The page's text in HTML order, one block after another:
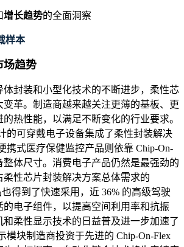
增长趋势的全面洞察
样本
场趋势
体封装和小型化技术的不断进步，柔性芯
变革。制造商越来越关注更薄的基板、更
热性能，以满足不断变化的行业要求。
的可穿戴电子设备集成了柔性封装解决
携式医疗保健监控产品则依靠 Chip-On-
整体尺寸。消费电子产品仍然是最强劲的
柔性芯片封装解决方案总体需求的
得到了快速采用，近 36% 的高级驾驶
的电子组件，以提高空间利用率和抗振
柔性显示技术的日益普及进一步加速了
模块制造商投资于先进的 Chip-On-Flex